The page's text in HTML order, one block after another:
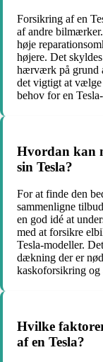
Forsikring af en
af andre
høje
højere. Det
hærværk på grund
det vigtigt at
behov for en
Hvordan kan
sin Tesla?
For at finde den
sammenligne
en god idé at
med at forsikre
Tesla-modeller.
dækning der er
kaskoforsikring
Hvilke
af en Tesla?